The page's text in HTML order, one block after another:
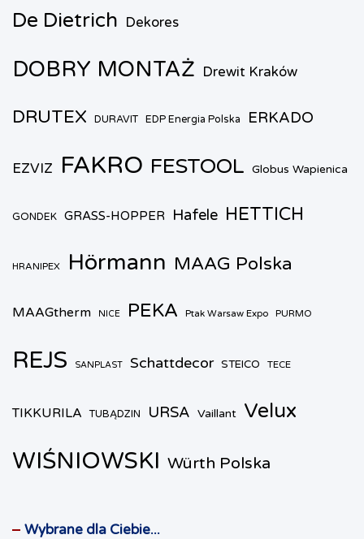
De Dietrich Dekores
DOBRY MONTAŻ Drewit Kraków
DRUTEX DURAVIT EDP Energia Polska ERKADO
EZVIZ FAKRO FESTOOL Globus Wapienica
GONDEK GRASS-HOPPER Hafele HETTICH
HRANIPEX Hörmann MAAG Polska
MAAGtherm NICE PEKA Ptak Warsaw Expo PURMO
REJS SANPLAST Schattdecor STEICO TECE
TIKKURILA TUBĄDZIN URSA Vaillant Velux
WIŚNIOWSKI Würth Polska
Wybrane dla Ciebie...